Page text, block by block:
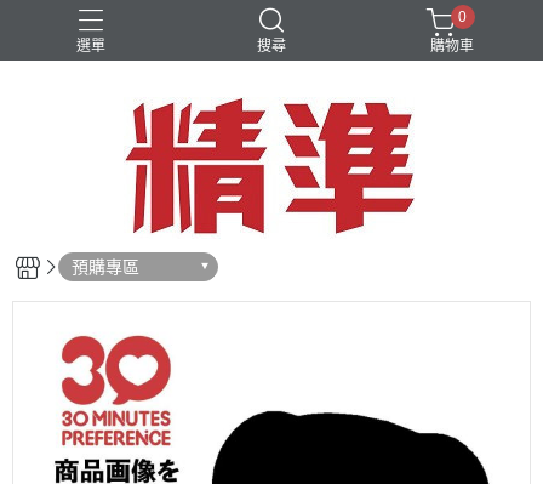
選單 搜尋
0
購物車
預購專區